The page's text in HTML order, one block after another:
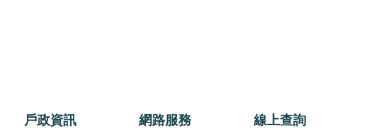
戶政資訊 網路服務 線上查詢